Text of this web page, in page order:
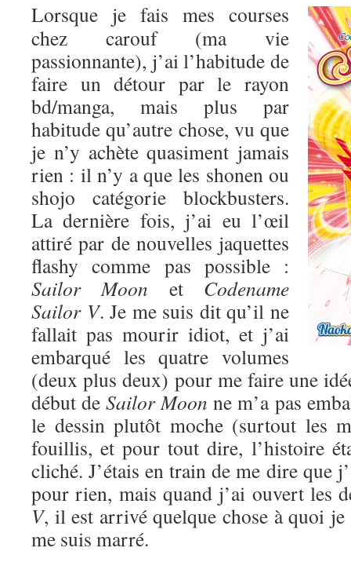
Lorsque je fais mes courses
chez carouf (ma vie
passionnante), j’ai l’habitude de
faire un détour par le rayon
bd/manga, mais plus par
habitude qu’autre chose, vu que
je n’y achète quasiment jamais
rien : il n’y a que les shonen ou
shojo catégorie blockbusters.
La dernière fois, j’ai eu l’œil
attiré par de nouvelles jaquettes
flashy comme pas possible :
Sailor Moon et Codename
Sailor V. Je me suis dit qu’il ne
fallait pas mourir idiot, et j’ai
embarqué les quatre volumes
(deux plus deux) pour me faire une
début deSailor Moon ne m’a pas
le dessin plutôt moche (surtout les
fouillis, et pour tout dire, l’histoire
cliché. J’étais en train de me dire que
pour rien, mais quand j’ai ouvert les
V, il est arrivé quelque chose à quoi je
me suis marré.